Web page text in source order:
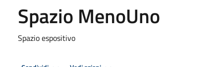
Spazio MenoUno
Spazio espositivo